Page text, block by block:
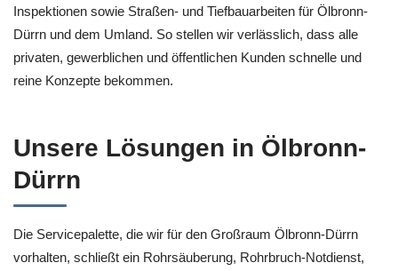
Inspektionen sowie Straßen- und Tiefbauarbeiten für Ölbronn-
Dürrn und dem Umland. So stellen wir verlässlich, dass alle
privaten, gewerblichen und öffentlichen Kunden schnelle und
reine Konzepte bekommen.
Unsere Lösungen in Ölbronn-
Dürrn
Die Servicepalette, die wir für den Großraum Ölbronn-Dürrn
vorhalten, schließt ein Rohrsäuberung, Rohrbruch-Notdienst,